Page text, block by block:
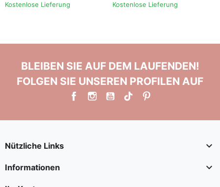
Kostenlose Lieferung
Kostenlose Lieferung
BLEIBEN SIE AUF DEM LAUFENDEN!
FOLGEN SIE UNSEREN PROFILEN AUF
Nützliche Links 
Informationen 